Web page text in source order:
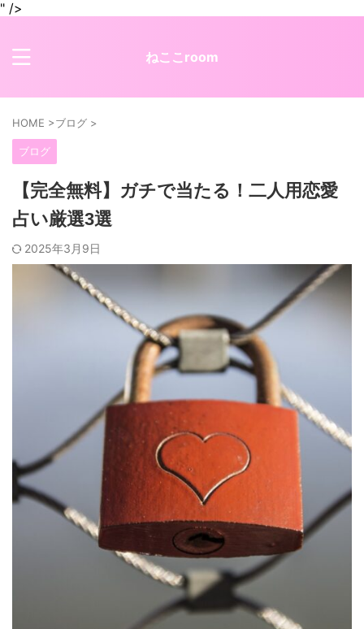
" />
ねここroom
HOME >ブログ >
ブログ
【完全無料】ガチで当たる！二人用恋愛
占い厳選3選
2025年3月9日